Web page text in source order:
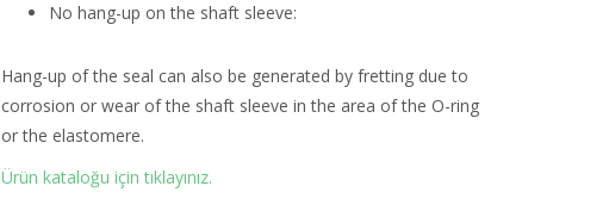
No hang-up on the shaft sleeve:
Hang-up of the seal can also be generated by fretting due to
corrosion or wear of the shaft sleeve in the area of the O-ring
or the elastomere.
Ürün kataloğu için tıklayınız.